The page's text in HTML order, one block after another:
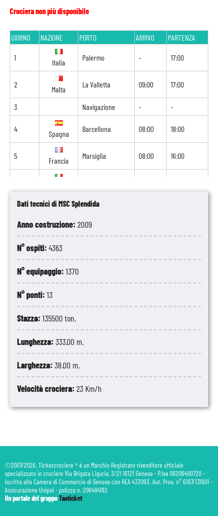
Dati tecnici di MSC Splendida
Anno costruzione:2009
N° ospiti:4363
N° equipaggio:1370
N° ponti:13
Stazza:135500 ton.
Lunghezza:333.00 m.
Larghezza:38.00 m.
Velocità crociera:23 Km/h
Crociera non più disponibile
GIORNO NAZIONE PORTO ARRIVO PARTENZA
1
Italia
Palermo - 17:00
2
Malta
La Valletta 09:00 17:00
3 Navigazione - -
4
Spagna
Barcellona 08:00 18:00
5
Francia
Marsiglia 08:00 16:00
Cagliari
8 Palermo 09:00 -
©2007/2026. Ticketcrociere ® è un Marchio Registrato rivenditore ufficiale
specializzato in crociere Via Brigata Liguria, 3/21 16121 Genova - P.Iva 06206400720 -
Iscritta alla Camera di Commercio di Genova con REA 433093. Aut. Prov. n° 6167/131601 -
Assicurazione Unipol - polizza n. 206484182
Un portale del gruppoTaoticket